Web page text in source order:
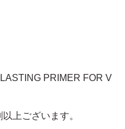
PRIMER FOR V
上ございます。